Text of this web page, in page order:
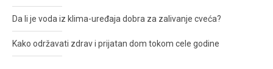
Da li je voda iz klima-uređaja dobra za zalivanje cveća?
Kako održavati zdrav i prijatan dom tokom cele godine